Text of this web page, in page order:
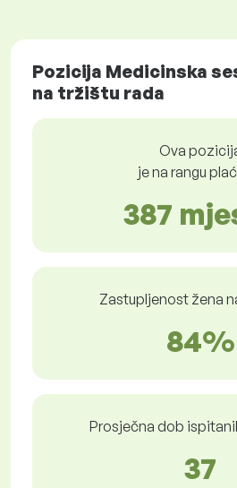
Pozicija Medicinska
na tržištu rada
Ova
je na rangu
387
Zastupljenost žena
84%
Prosječna dob
37